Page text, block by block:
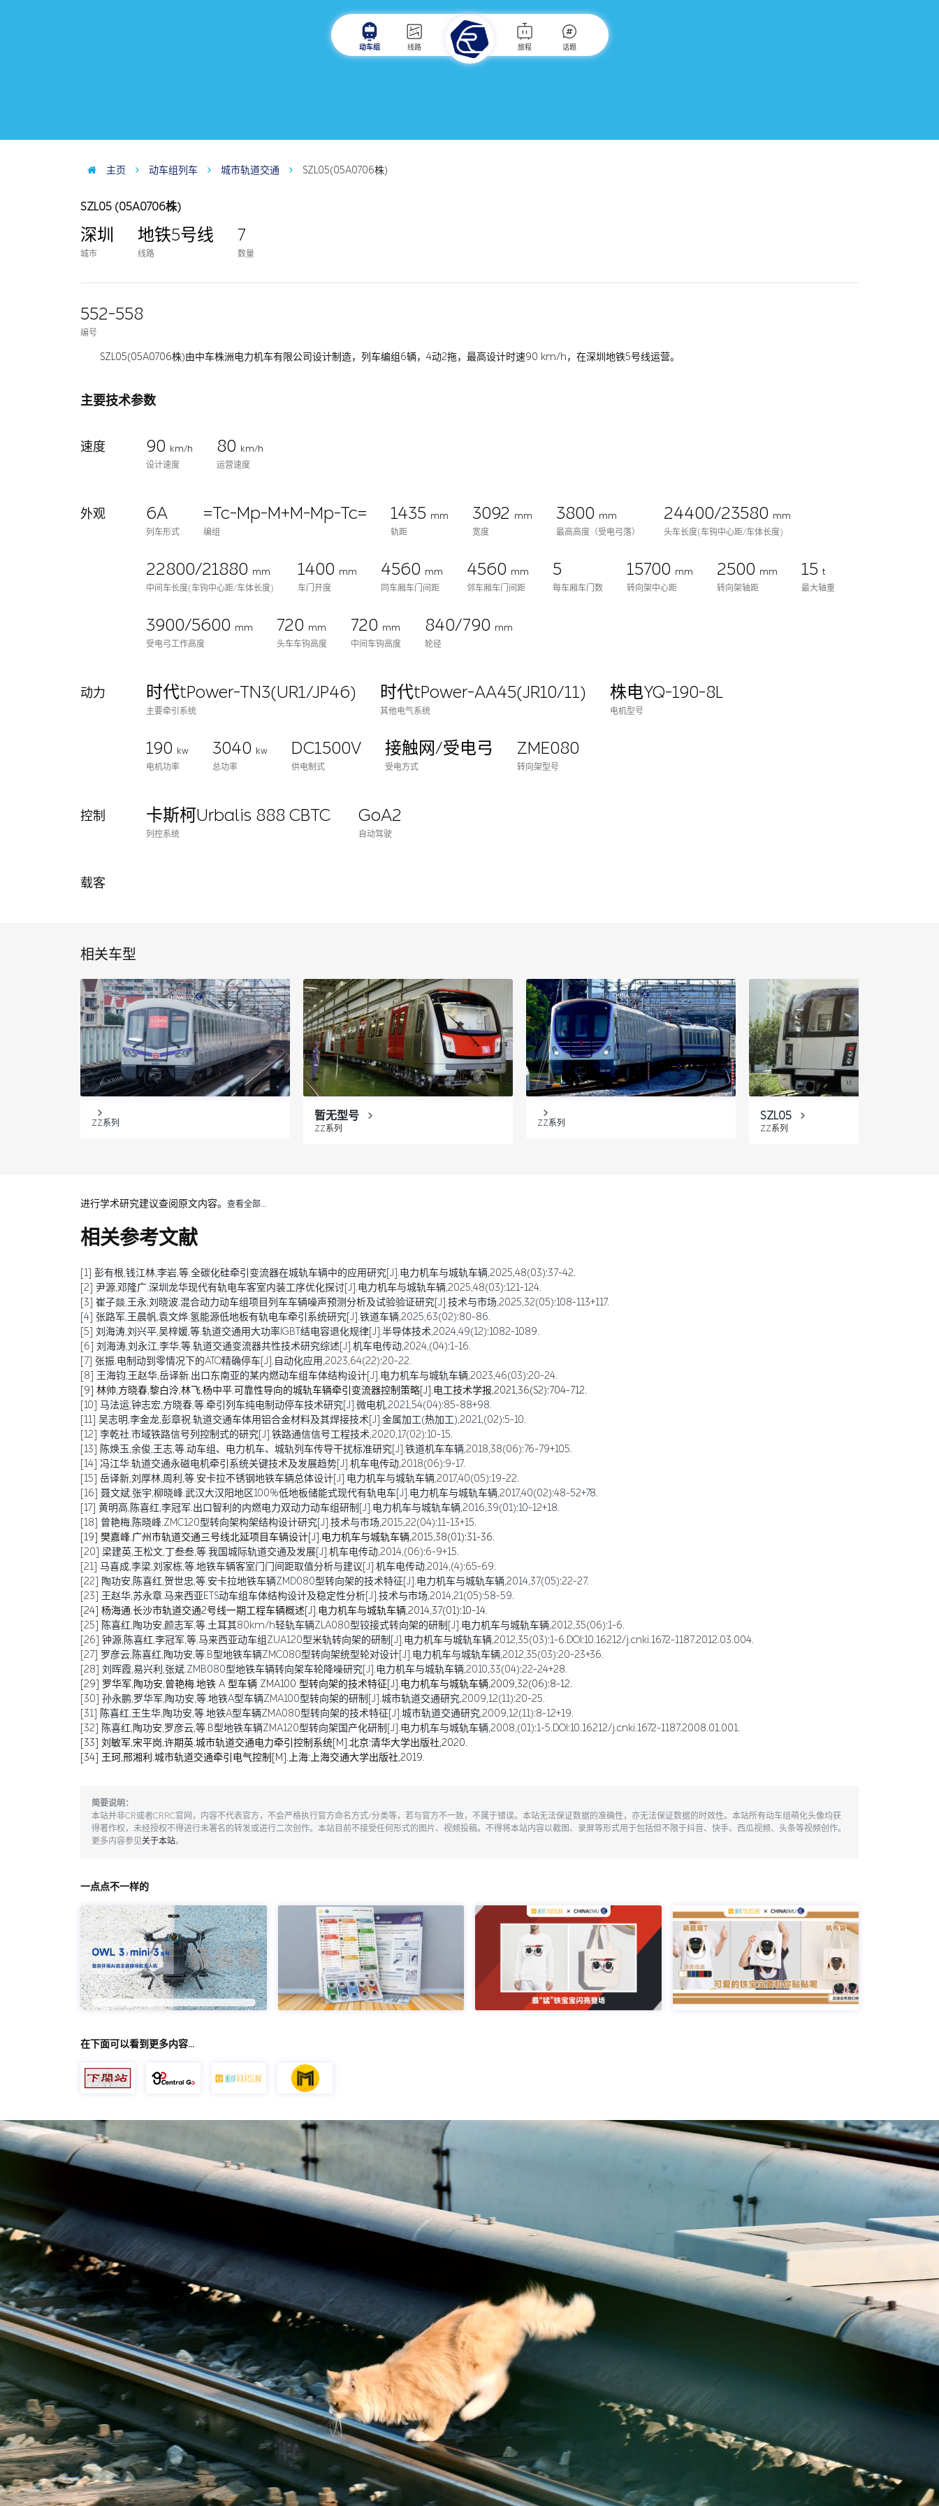
动车组 线路 旅程 话题
主页 动车组列车 城市轨道交通 SZL05(05A0706株)
SZL05 (05A0706株)
深圳
城市
地铁5号线
线路
7
数量
552-558
编号
SZL05(05A0706株)由中车株洲电力机车有限公司设计制造，列车编组6辆，4动2拖，最高设计时速90 km/h，在深圳地铁5号线运营。
主要技术参数
速度 90 km/h
设计速度
80 km/h
运营速度
外观 6A
列车形式
=Tc-Mp-M+M-Mp-Tc=
编组
1435 mm
轨距
3092
mm
宽度
3800 mm
最高高度（受电弓落）
24400/23580 mm
头车长度(车钩中心距/车体长度)
22800/21880 mm
中间车长度(车钩中心距/车体长度)
1400 mm
车门开度
4560 mm
同车厢车门间距
4560 mm
邻车厢车门间距
5
每车厢车门数
15700 mm
转向架中心距
2500 mm
转向架轴距
15t
最大轴重
3900/5600 mm
受电弓工作高度
720 mm
头车车钩高度
720 mm
中间车钩高度
840/790 mm
轮径
动力 时代tPower-TN3(UR1/JP46)
主要牵引系统
时代tPower-AA45(JR10/11)
其他电气系统
株电YQ-190-8L
电机型号
190 kw
电机功率
3040 kw
总功率
DC1500V
供电制式
接触网/受电弓
受电方式
ZME080
转向架型号
控制 卡斯柯Urbalis 888 CBTC
列控系统
GoA2
自动驾驶
载客
相关车型
ZZ系列
暂无型号
ZZ系列
ZZ系列
SZL05
ZZ系列
进行学术研究建议查阅原文内容。 查看全部…
相关参考文献
[1] 彭有根,钱江林,李岩,等.全碳化硅牵引变流器在城轨车辆中的应用研究[J].电力机车与城轨车辆,2025,48(03):37-42.
[2] 尹源,邓隆广.深圳龙华现代有轨电车客室内装工序优化探讨[J].电力机车与城轨车辆,2025,48(03):121-124.
[3] 崔子燚,王永,刘晓波.混合动力动车组项目列车车辆噪声预测分析及试验验证研究[J].技术与市场,2025,32(05):108-113+117.
[4] 张路军,王晨帆,袁文烨.氢能源低地板有轨电车牵引系统研究[J].铁道车辆,2025,63(02):80-86.
[5] 刘海涛,刘兴平,吴梓媛,等.轨道交通用大功率IGBT结电容退化规律[J].半导体技术,2024,49(12):1082-1089.
[6] 刘海涛,刘永江,李华,等.轨道交通变流器共性技术研究综述[J].机车电传动,2024,(04):1-16.
[7] 张振.电制动到零情况下的ATO精确停车[J].自动化应用,2023,64(22):20-22.
[8] 王海钧,王赵华,岳译新.出口东南亚的某内燃动车组车体结构设计[J].电力机车与城轨车辆,2023,46(03):20-24.
[9] 林帅,方晓春,黎白泠,林飞,杨中平.可靠性导向的城轨车辆牵引变流器控制策略[J].电工技术学报,2021,36(S2):704-712.
[10] 马法运,钟志宏,方晓春,等.牵引列车纯电制动停车技术研究[J].微电机,2021,54(04):85-88+98.
[11] 吴志明,李金龙,彭章祝.轨道交通车体用铝合金材料及其焊接技术[J].金属加工(热加工),2021,(02):5-10.
[12] 李乾社.市域铁路信号列控制式的研究[J].铁路通信信号工程技术,2020,17(02):10-15.
[13] 陈焕玉,余俊,王志,等.动车组、电力机车、城轨列车传导干扰标准研究[J].铁道机车车辆,2018,38(06):76-79+105.
[14] 冯江华.轨道交通永磁电机牵引系统关键技术及发展趋势[J].机车电传动,2018(06):9-17.
[15] 岳译新,刘厚林,周利,等.安卡拉不锈钢地铁车辆总体设计[J].电力机车与城轨车辆,2017,40(05):19-22.
[16] 聂文斌,张宇,柳晓峰.武汉大汉阳地区100%低地板储能式现代有轨电车[J].电力机车与城轨车辆,2017,40(02):48-52+78.
[17] 黄明高,陈喜红,李冠军.出口智利的内燃电力双动力动车组研制[J].电力机车与城轨车辆,2016,39(01):10-12+18.
[18] 曾艳梅,陈晓峰.ZMC120型转向架构架结构设计研究[J].技术与市场,2015,22(04):11-13+15.
[19] 樊嘉峰.广州市轨道交通三号线北延项目车辆设计[J].电力机车与城轨车辆,2015,38(01):31-36.
[20] 梁建英,王松文,丁叁叁,等.我国城际轨道交通及发展[J].机车电传动,2014,(06):6-9+15.
[21] 马喜成,李梁,刘家栋,等.地铁车辆客室门门间距取值分析与建议[J].机车电传动,2014,(4):65-69.
[22] 陶功安,陈喜红,贺世忠,等.安卡拉地铁车辆ZMD080型转向架的技术特征[J].电力机车与城轨车辆,2014,37(05):22-27.
[23] 王赵华,苏永章.马来西亚ETS动车组车体结构设计及稳定性分析[J].技术与市场,2014,21(05):58-59.
[24] 杨海通.长沙市轨道交通2号线一期工程车辆概述[J].电力机车与城轨车辆,2014,37(01):10-14.
[25] 陈喜红,陶功安,颜志军,等.土耳其80km/h轻轨车辆ZLA080型铰接式转向架的研制[J].电力机车与城轨车辆,2012,35(06):1-6.
[26] 钟源,陈喜红,李冠军,等.马来西亚动车组ZUA120型米轨转向架的研制[J].电力机车与城轨车辆,2012,35(03):1-6.DOI:10.16212/j.cnki.1672-1187.2012.03.004.
[27] 罗彦云,陈喜红,陶功安,等.B型地铁车辆ZMC080型转向架统型轮对设计[J].电力机车与城轨车辆,2012,35(03):20-23+36.
[28] 刘晖霞,易兴利,张斌.ZMB080型地铁车辆转向架车轮降噪研究[J].电力机车与城轨车辆,2010,33(04):22-24+28.
[29] 罗华军,陶功安,曾艳梅.地铁 A 型车辆 ZMA100 型转向架的技术特征[J].电力机车与城轨车辆,2009,32(06):8-12.
[30] 孙永鹏,罗华军,陶功安,等.地铁A型车辆ZMA100型转向架的研制[J].城市轨道交通研究,2009,12(11):20-25.
[31] 陈喜红,王生华,陶功安,等.地铁A型车辆ZMA080型转向架的技术特征[J].城市轨道交通研究,2009,12(11):8-12+19.
[32] 陈喜红,陶功安,罗彦云,等.B型地铁车辆ZMA120型转向架国产化研制[J].电力机车与城轨车辆,2008,(01):1-5.DOI:10.16212/j.cnki.1672-1187.2008.01.001.
[33] 刘敏军,宋平岗,许期英.城市轨道交通电力牵引控制系统[M].北京:清华大学出版社,2020.
[34] 王珂,邢湘利.城市轨道交通牵引电气控制[M].上海:上海交通大学出版社,2019.
简要说明：
本站并非CR或者CRRC官网，内容不代表官方，不会严格执行官方命名方式/分类等，若与官方不一致，不属于错误。本站无法保证数据的准确性，亦无法保证数据的时效性。本站所有动车组萌化头像均获
得著作权，未经授权不得进行未署名的转发或进行二次创作。本站目前不接受任何形式的图片、视频投稿。不得将本站内容以截图、录屏等形式用于包括但不限于抖音、快手、西瓜视频、头条等视频创作。
更多内容参见关于本站。
一点点不一样的
在下面可以看到更多内容…